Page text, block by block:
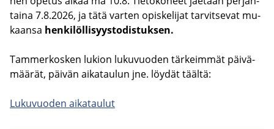
tai­na 7.8.2026, ja tätä var­ten opis­ke­li­jat tar­vit­se­vat mu­
kaan­sa hen­ki­löl­li­syys­to­dis­tuk­sen.
Tam­mer­kos­ken lu­kion lu­ku­vuo­den tär­keim­mät päi­vä­
mää­rät, päi­vän ai­ka­tau­lun jne. löy­dät tääl­tä:
Lu­ku­vuo­den ai­ka­tau­lut